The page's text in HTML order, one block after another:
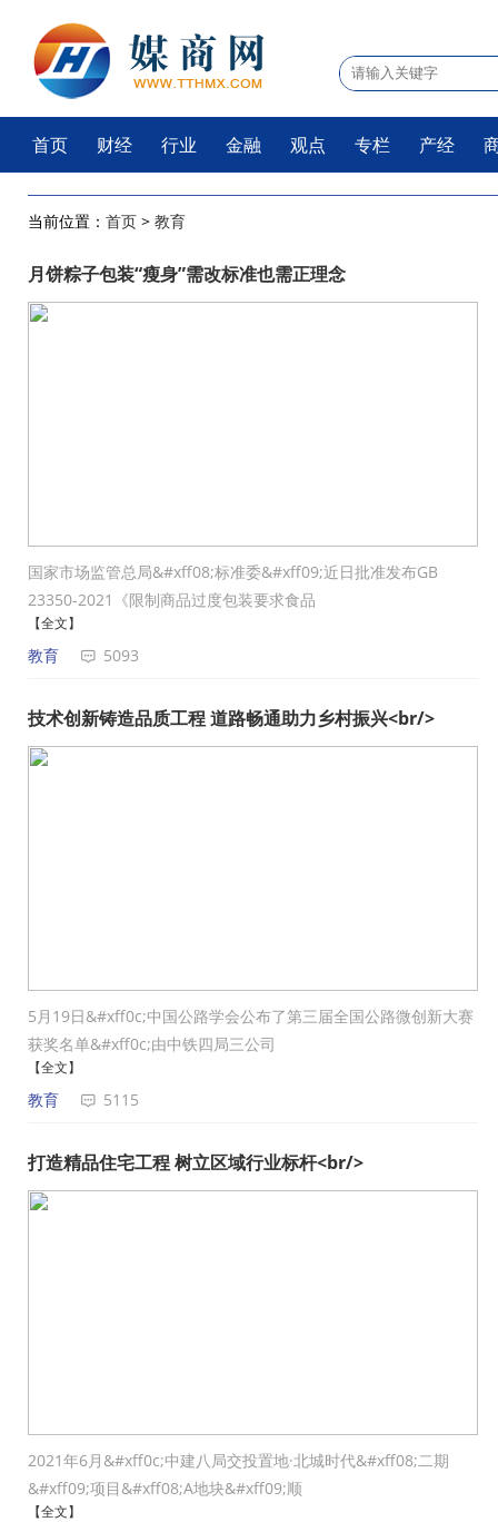
首页 财经 行业 金融 观点 专栏 产经
当前位置： 首页 > 教育
月饼粽子包装“瘦身”需改标准也需正理念
国家市场监管总局&#xff08;标准委&#xff09;近日批准发布GB
23350-2021《限制商品过度包装要求食品
【全文】
教育 5093
技术创新铸造品质工程 道路畅通助力乡村振兴<br/>
5月19日&#xff0c;中国公路学会公布了第三届全国公路微创新大赛
获奖名单&#xff0c;由中铁四局三公司
【全文】
教育 5115
打造精品住宅工程 树立区域行业标杆<br/>
2021年6月&#xff0c;中建八局交投置地·北城时代&#xff08;二期
&#xff09;项目&#xff08;A地块&#xff09;顺
【全文】